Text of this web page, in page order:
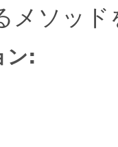
メソッ
ン: